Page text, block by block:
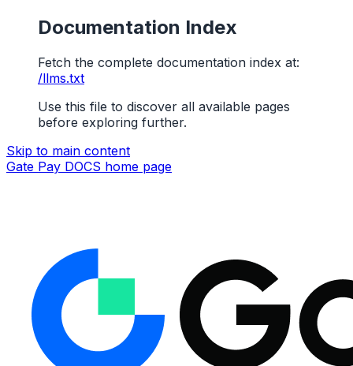
Documentation Index
Fetch the complete documentation index at:
/llms.txt
Use this file to discover all available pages
before exploring further.
Skip to main content
Gate Pay DOCS home page